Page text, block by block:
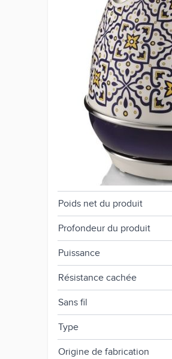
Arrêt automatique
Base pivotante
Capacité
Filtre anti calcaire
Hauteur du produit
Largeur du produit
Niveau d'eau gradué
Poids net du produit
Profondeur du produit
Puissance
Résistance cachée
Sans fil
Type
Origine de fabrication